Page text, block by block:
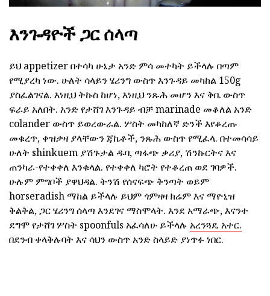
እንጉዳዮች ጋር ሰላጣ
ይህ appetizer በተሳካ ሁኔታ አንድ ምሳ መተካት ይችላሉ በጣም
የሚያረካ ነው. ሁለት ሳላይን ሄሪንግ ውስጥ እንጉዳይ መካከል 150g
ያስፈልገናል. እነዚህ ትኩስ ከሆነ, እነዚህ ንጹሕ መሆን እና ቅቤ ውስጥ
ፍራይ አለበት. አንድ የታሸገ እንጉዳይ ብቻ marinade መቆለል አንድ
colander ውስጥ ይወረውራል. ሦስት መካከለኛ ድንች እየቆረጡ
መቁረጥ, ቀዝቃዛ ያላቸውን ጃኬቶች, ንጹሕ ውስጥ የሚፈላ. በተመሳሳይ
ሁለት shinkuem ያሽጉታል ዱባ, ጣፋጭ ቃሪያ, ሽንኩርትና እና
ጠንካራ-የተቀቀለ እንቁላል. የተቀቀለ ካሮት የተቆረጠ ወደ ገባዎች.
ሁሉም ምግቦች ያዋህዳል. ትንሽ የሰናፍጭ ቅንጣት ወይም
horseradish ማከል ይችላሉ ይህም ጎምዛዛ ክሬም እና ማዮኒዝ
ቅልቅል, ጋር ሄሪንግ ሰላጣ እንደገና ማስሞላት. እንደ አማራጭ, እናንተ
ደግሞ የታሸገ ሦስት spoonfuls አፈሳለሁ ይችላሉ አረንጓዴ አተር.
በደንብ ቀላቅሉባት እና ሳህን ውስጥ አንድ ስላይድ ያነጥፉ ነበር.